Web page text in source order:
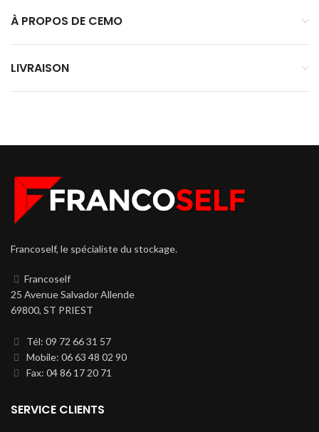
À PROPOS DE CEMO
LIVRAISON
Francoself, le spécialiste du stockage.
Francoself
25 Avenue Salvador Allende
69800, ST PRIEST
Tél: 09 72 66 31 57
Mobile: 06 63 48 02 90
Fax: 04 86 17 20 71
SERVICE CLIENTS